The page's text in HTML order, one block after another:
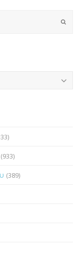
Submit
(933)
(389)